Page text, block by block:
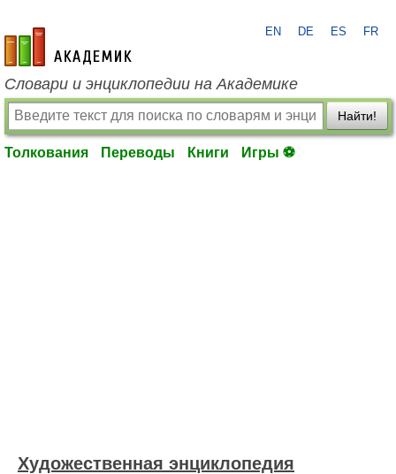
academic.ru
EN DE ES FR
Словари и энциклопедии на Академике
Найти!
Толкования Переводы Книги Игры ⚽
Художественная энциклопедия